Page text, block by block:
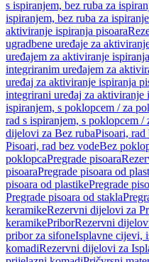
s ispiranjem, bez ruba za
ispiranjem, bez ruba za ispiranje
aktiviranje ispiranja pisoara
ugradbene uređaje za
uređajem za aktiviranje
integriranim uređajem za
uređaj za aktiviranje ispiranja
integrirani uređaj za aktiviranje
ispiranjem, s poklopcem / za
rad s ispiranjem, s poklopcem /
dijelovi za Bez rubaPisoari, rad
Pisoari, rad bez vodeBez
poklopcaPregrade pisoara
pisoaraPregrade pisoara od
pisoara od plastikePregrade
Pregrade pisoara od stakla
keramikeRezervni dijelovi za
keramikePriborRezervni
pribor za sifoneIsplavne cijevi,
komadiRezervni dijelovi za